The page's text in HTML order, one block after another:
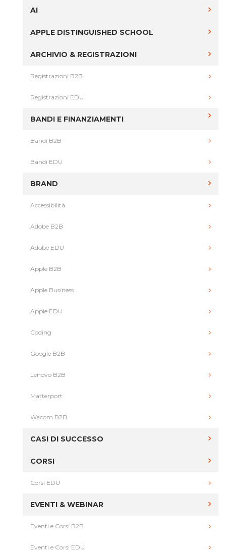
AI
APPLE DISTINGUISHED SCHOOL
ARCHIVIO & REGISTRAZIONI
Registrazioni B2B
Registrazioni EDU
BANDI E FINANZIAMENTI
Bandi B2B
Bandi EDU
BRAND
Accessibilità
Adobe B2B
Adobe EDU
Apple B2B
Apple Business
Apple EDU
Coding
Google B2B
Lenovo B2B
Matterport
Wacom B2B
CASI DI SUCCESSO
CORSI
Corsi EDU
EVENTI & WEBINAR
Eventi e Corsi B2B
Eventi e Corsi EDU